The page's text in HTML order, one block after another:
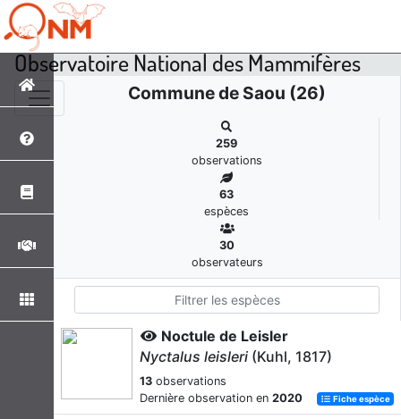
Observatoire National des Mammifères
Commune de Saou (26)
259
observations
63
espèces
30
observateurs
Noctule de Leisler
Nyctalus leisleri (Kuhl, 1817)
13 observations
Dernière observation en 2020 Fiche espèce